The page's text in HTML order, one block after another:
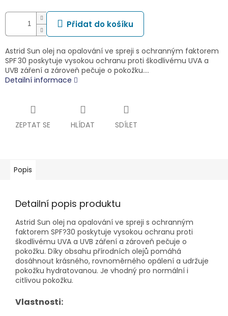
Přidat do košíku
Astrid Sun olej na opalování ve spreji s ochranným faktorem
SPF 30 poskytuje vysokou ochranu proti škodlivému UVA a
UVB záření a zároveň pečuje o pokožku.…
Detailní informace
ZEPTAT SE HLÍDAT SDÍLET
Popis
Detailní popis produktu
Astrid Sun olej na opalování ve spreji s ochranným
faktorem SPF?30 poskytuje vysokou ochranu proti
škodlivému UVA a UVB záření a zároveň pečuje o
pokožku. Díky obsahu přírodních olejů pomáhá
dosáhnout krásného, rovnoměrného opálení a udržuje
pokožku hydratovanou. Je vhodný pro normální i
citlivou pokožku.
Vlastnosti: